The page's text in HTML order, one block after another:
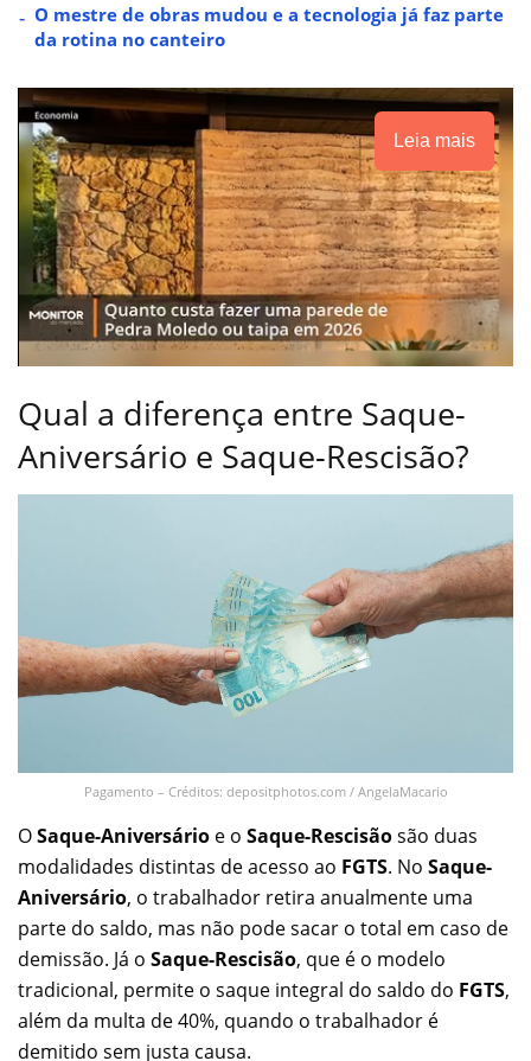
O mestre de obras mudou e a tecnologia já faz parte
da rotina no canteiro
Leia mais
Qual a diferença entre Saque-
Aniversário e Saque-Rescisão?
Pagamento – Créditos: depositphotos.com / AngelaMacario
OSaque-Aniversário e o Saque-Rescisãosão duas
modalidades distintas de acesso ao FGTS. No Saque-
Aniversário, o trabalhador retira anualmente uma
parte do saldo, mas não pode sacar o total em caso de
demissão. Já o Saque-Rescisão, que é o modelo
tradicional, permite o saque integral do saldo do FGTS,
além da multa de 40%, quando o trabalhador é
demitido sem justa causa.